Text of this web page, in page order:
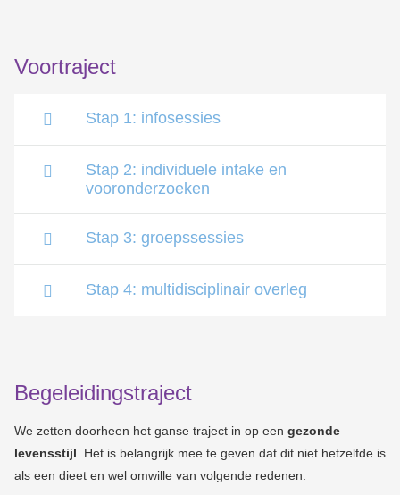
Voortraject
Stap 1: infosessies
Stap 2: individuele intake en
vooronderzoeken
Stap 3: groepssessies
Stap 4: multidisciplinair overleg
Begeleidingstraject
We zetten doorheen het ganse traject in op een gezonde
levensstijl . Het is belangrijk mee te geven dat dit niet hetzelfde is
als een dieet en wel omwille van volgende redenen: